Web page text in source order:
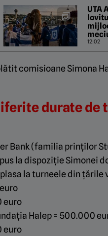
UTA
vom
12:02
comisioane Simona
durate de
Bank(familia prinților
la dispoziție Simonei
la turneele din țările
euro
Halep = 500.000
euro